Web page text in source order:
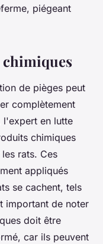
piégeant
de pièges peut
complètement
l'expert en lutte
chimiques
rats. Ces
appliqués
se cachent, tels
important de noter
doit être
car ils peuvent